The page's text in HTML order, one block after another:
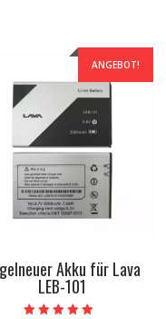
ANGEBOT!
Akku für Lava
LEB-101